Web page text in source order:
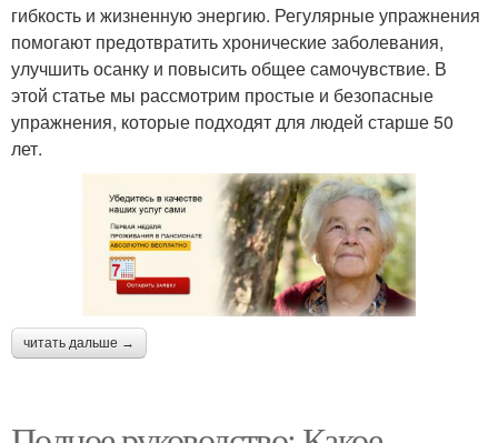
гибкость и жизненную энергию. Регулярные упражнения
помогают предотвратить хронические заболевания,
улучшить осанку и повысить общее самочувствие. В
этой статье мы рассмотрим простые и безопасные
упражнения, которые подходят для людей старше 50
лет.
читать дальше →